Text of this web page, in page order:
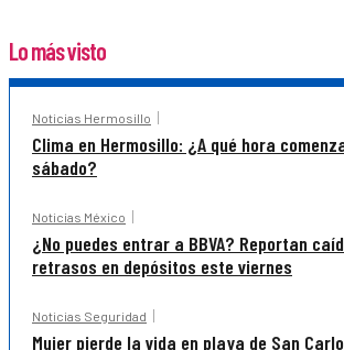
Lo más visto
Noticias Hermosillo
Clima en Hermosillo: ¿A qué hora
sábado?
Noticias México
¿No puedes entrar a BBVA? Reportan
retrasos en depósitos este viernes
Noticias Seguridad
Mujer pierde la vida en playa de San